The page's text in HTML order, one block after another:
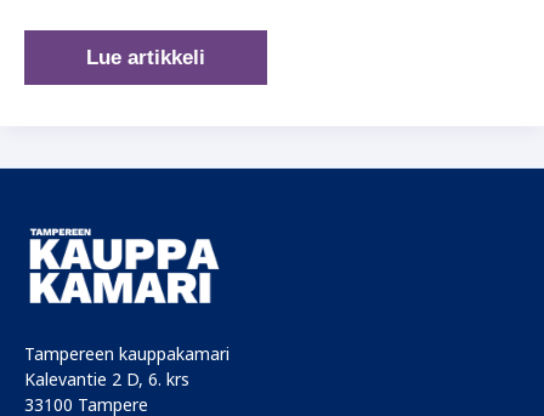
Näkyvyyttä
voi
ei
Lue artikkeli
Tampereen kauppakamari
Kalevantie 2 D, 6. krs
33100 Tampere